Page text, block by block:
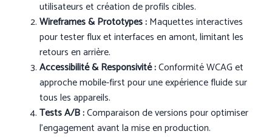
utilisateurs et création de profils cibles.
Wireframes & Prototypes :Maquettes interactives
pour tester flux et interfaces en amont, limitant les
retours en arrière.
Accessibilité & Responsivité :Conformité WCAG et
approche mobile-first pour une expérience fluide sur
tous les appareils.
Tests A/B :Comparaison de versions pour optimiser
l’engagement avant la mise en production.